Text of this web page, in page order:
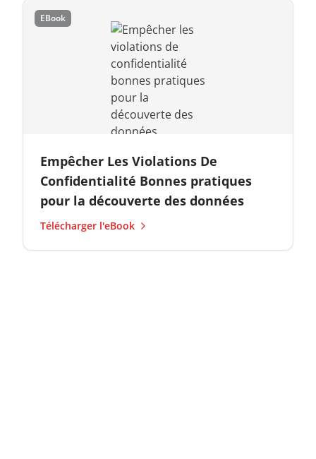
EBook
Empêcher Les Violations De
Confidentialité Bonnes pratiques
pour la découverte des données
Télécharger l'eBook